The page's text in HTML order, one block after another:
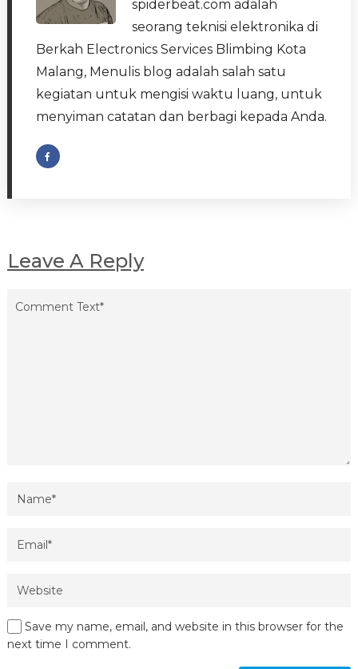
spiderbeat.com adalah
seorang teknisi elektronika di
Berkah Electronics Services Blimbing Kota
Malang, Menulis blog adalah salah satu
kegiatan untuk mengisi waktu luang, untuk
menyiman catatan dan berbagi kepada Anda.
Leave A Reply
Save my name, email, and website in this browser for the
next time I comment.